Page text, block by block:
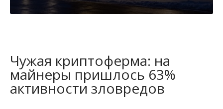
Чужая криптоферма: на
майнеры пришлось 63%
активности зловредов